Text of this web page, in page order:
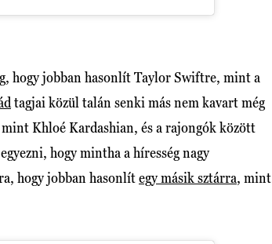
hogy jobban hasonlít Taylor Swiftre, mint a
tagjai közül talán senki más nem kavart még
Khloé Kardashian, és a rajongók között
hogy mintha a híresség nagy
hogy jobban hasonlítegy másik sztárra, mint